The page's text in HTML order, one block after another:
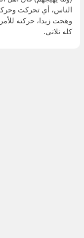
الناس، أي تحركت
وهجت زيدا، حركته
كله ثلاثي.